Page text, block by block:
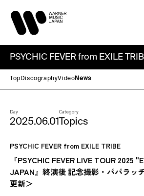
PSYCHIC FEVER from EXILE
Top DiscographyVideo News
Day
2025.06.01
Category
Topics
PSYCHIC FEVER from EXILE TRIBE
『PSYCHIC FEVER LIVE TOUR 2025
JAPAN』終演後 記念撮影・パパラッ
更新＞